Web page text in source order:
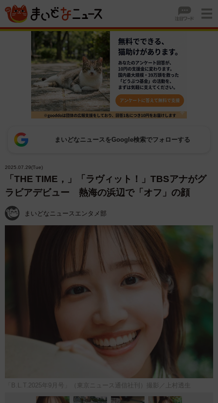
まいどなニュースをGoogle検索でフォローする
2025.07.29(Tue)
「THE TIME，」「ラヴィット！」TBSアナがグ
ラビアデビュー 熱海の浜辺で「オフ」の顔
まいどなニュースエンタメ部
「B.L.T.2025年9月号」（東京ニュース通信社刊）撮影／上村透生